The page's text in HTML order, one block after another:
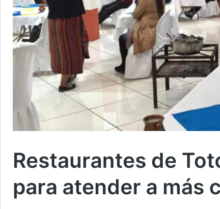
Restaurantes de
para atender a más